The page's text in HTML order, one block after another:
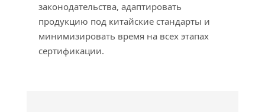
законодательства, адаптировать
продукцию под китайские стандарты и
минимизировать время на всех этапах
сертификации.